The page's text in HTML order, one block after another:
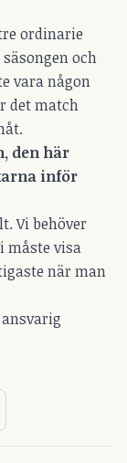
ordinarie
och
vara någon
det match
den här
inför
Vi behöver
måste visa
när man